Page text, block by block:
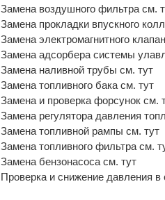
Замена воздушного фильтра см.
Замена прокладки впускного
Замена электромагнитного
Замена адсорбера системы
Замена наливной трубы см. тут
Замена топливного бака см. тут
Замена и проверка форсунок см.
Замена регулятора давления
Замена топливной рампы см. тут
Замена топливного фильтра см.
Замена бензонасоса см. тут
Проверка и снижение давления в